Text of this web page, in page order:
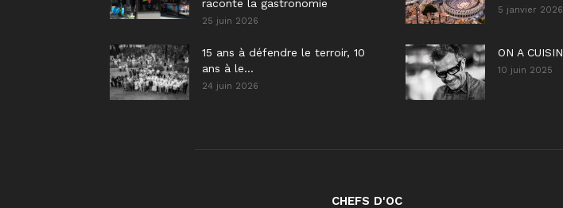
raconte la gastronomie
25 juin 2026
15 ans à défendre le terroir, 10
ans à le...
24 juin 2026
5 janvier 2026
ON A
10 juin 2025
CHEFS D'OC